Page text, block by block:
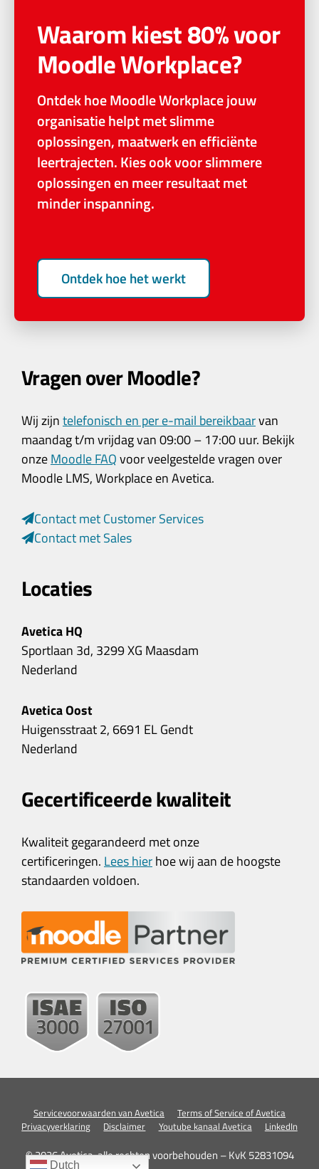
Waarom kiest 80% voor
Moodle Workplace?
Ontdek hoe Moodle Workplace jouw
organisatie helpt met slimme
oplossingen, maatwerk en efficiënte
leertrajecten. Kies ook voor slimmere
oplossingen en meer resultaat met
minder inspanning.
Ontdek hoe het werkt
Vragen over Moodle?
Wij zijntelefonisch en per e-mail bereikbaarvan
maandag t/m vrijdag van 09:00 – 17:00 uur. Bekijk
onzeMoodle FAQvoor veelgestelde vragen over
Moodle LMS, Workplace en Avetica.
Contact met Customer Services
Contact met Sales
Locaties
Avetica HQ
Sportlaan 3d, 3299 XG Maasdam
Nederland
Avetica Oost
Huigensstraat 2, 6691 EL Gendt
Nederland
Gecertificeerde kwaliteit
Kwaliteit gegarandeerd met onze
certificeringen. Lees hierhoe wij aan de hoogste
standaarden voldoen.
Servicevoorwaarden van Avetica
Terms of Service of Avetica
Privacyverklaring
Disclaimer Youtube kanaal Avetica LinkedIn
© 2026 Avetica, alle rechten voorbehouden – KvK 52831094
Dutch